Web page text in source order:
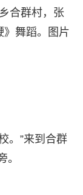
合群村，张
》舞蹈。图片
。”来到合群
。